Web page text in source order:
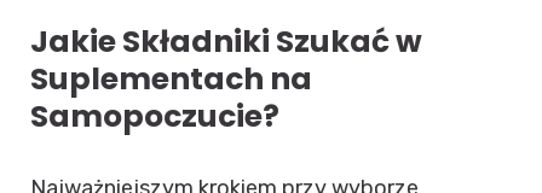
Jakie Składniki Szukać w
Suplementach na
Samopoczucie?